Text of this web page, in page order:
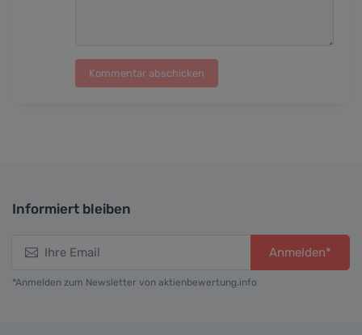
Kommentar abschicken
Informiert bleiben
Anmelden*
*Anmelden zum Newsletter von aktienbewertung.info